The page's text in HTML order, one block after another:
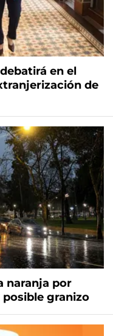
en el
de
naranja por
granizo